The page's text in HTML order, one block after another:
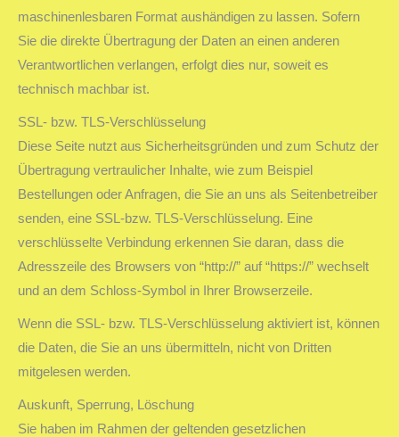
maschinenlesbaren Format aushändigen zu lassen. Sofern
Sie die direkte Übertragung der Daten an einen anderen
Verantwortlichen verlangen, erfolgt dies nur, soweit es
technisch machbar ist.
SSL- bzw. TLS-Verschlüsselung
Diese Seite nutzt aus Sicherheitsgründen und zum Schutz der
Übertragung vertraulicher Inhalte, wie zum Beispiel
Bestellungen oder Anfragen, die Sie an uns als Seitenbetreiber
senden, eine SSL-bzw. TLS-Verschlüsselung. Eine
verschlüsselte Verbindung erkennen Sie daran, dass die
Adresszeile des Browsers von “http://” auf “https://” wechselt
und an dem Schloss-Symbol in Ihrer Browserzeile.
Wenn die SSL- bzw. TLS-Verschlüsselung aktiviert ist, können
die Daten, die Sie an uns übermitteln, nicht von Dritten
mitgelesen werden.
Auskunft, Sperrung, Löschung
Sie haben im Rahmen der geltenden gesetzlichen